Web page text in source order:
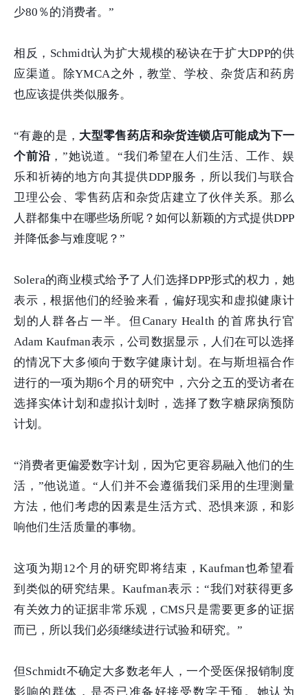
少80％的消费者。”
相反，Schmidt认为扩大规模的秘诀在于扩大DPP的供
应渠道。除YMCA之外，教堂、学校、杂货店和药房
也应该提供类似服务。
“有趣的是， 大型零售药店和杂货连锁店可能成为下一
个前沿，”她说道。“我们希望在人们生活、工作、娱
乐和祈祷的地方向其提供DDP服务，所以我们与联合
卫理公会、零售药店和杂货店建立了伙伴关系。那么
人群都集中在哪些场所呢？如何以新颖的方式提供DPP
并降低参与难度呢？”
Solera的商业模式给予了人们选择DPP形式的权力，她
表示，根据他们的经验来看，偏好现实和虚拟健康计
划的人群各占一半。但Canary Health 的首席执行官
Adam Kaufman表示，公司数据显示，人们在可以选择
的情况下大多倾向于数字健康计划。在与斯坦福合作
进行的一项为期6个月的研究中，六分之五的受访者在
选择实体计划和虚拟计划时，选择了数字糖尿病预防
计划。
“消费者更偏爱数字计划，因为它更容易融入他们的生
活，”他说道。“人们并不会遵循我们采用的生理测量
方法，他们考虑的因素是生活方式、恐惧来源，和影
响他们生活质量的事物。
这项为期12个月的研究即将结束，Kaufman也希望看
到类似的研究结果。Kaufman表示：“我们对获得更多
有关效力的证据非常乐观，CMS只是需要更多的证据
而已，所以我们必须继续进行试验和研究。”
但Schmidt不确定大多数老年人，一个受医保报销制度
影响的群体，是否已准备好接受数字干预。她认为